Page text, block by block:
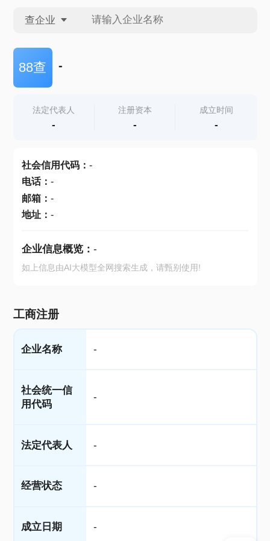
查企业
查企业
查产地
88查 -
法定代表人
-
注册资本
-
成立时间
-
社会信用代码： -
电话： -
邮箱： -
地址： -
企业信息概览： -
如上信息由AI大模型全网搜索生成，请甄别使用!
工商注册
企业名称 -
社会统一信
用代码
-
法定代表人 -
经营状态 -
成立日期 -